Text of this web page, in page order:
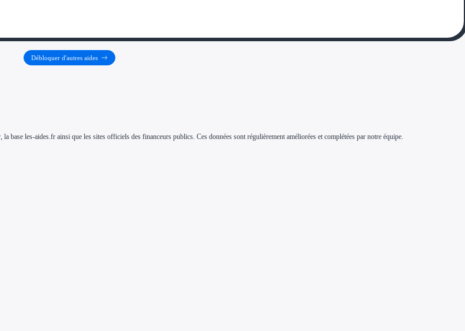
Débloquer d'autres aides
les-aides.fr ainsi que les sites officiels des financeurs publics. Ces données sont régulièrement améliorées et complétées par notre équipe.